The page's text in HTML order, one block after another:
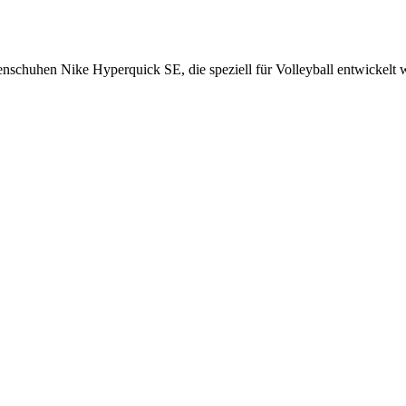
Nike Hyperquick SE, die speziell für Volleyball entwickelt